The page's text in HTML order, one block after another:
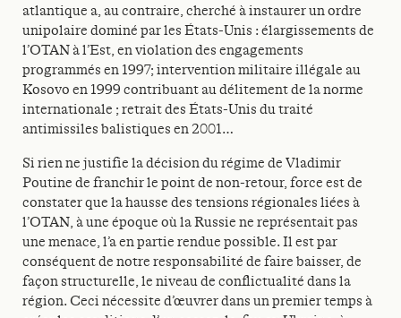
atlantique a, au contraire, cherché à instaurer un ordre
unipolaire dominé par les États-Unis : élargissements de
l’OTAN à l’Est, en violation des engagements
programmés en 1997; intervention militaire illégale au
Kosovo en 1999 contribuant au délitement de la norme
internationale ; retrait des États-Unis du traité
antimissiles balistiques en 2001…
Si rien ne justifie la décision du régime de Vladimir
Poutine de franchir le point de non-retour, force est de
constater que la hausse des tensions régionales liées à
l’OTAN, à une époque où la Russie ne représentait pas
une menace, l’a en partie rendue possible. Il est par
conséquent de notre responsabilité de faire baisser, de
façon structurelle, le niveau de conflictualité dans la
région. Ceci nécessite d’œuvrer dans un premier temps à